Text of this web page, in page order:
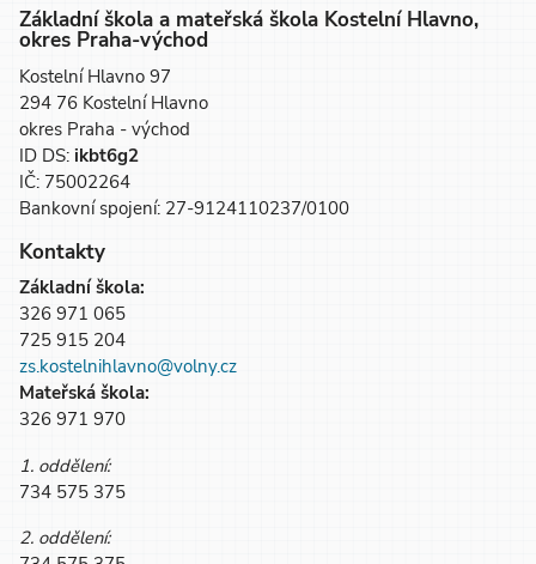
Základní škola a mateřská škola Kostelní Hlavno,
okres Praha-východ
Kostelní Hlavno 97
294 76 Kostelní Hlavno
okres Praha - východ
ID DS:ikbt6g2
IČ: 75002264
Bankovní spojení: 27-9124110237/0100
Kontakty
Základní škola:
326 971 065
725 915 204
zs.kostelnihlavno@volny.cz
Mateřská škola:
326 971 970
1. oddělení:
734 575 375
2. oddělení: